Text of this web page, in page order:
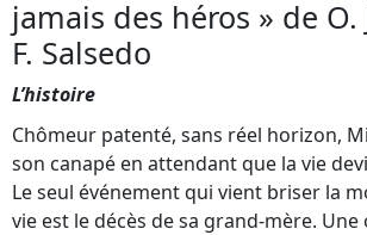
jamais des héros » de O.
F. Salsedo
L’histoire
Chômeur patenté, sans réel horizon,
son canapé en attendant que la vie
Le seul événement qui vient briser la
vie est le décès de sa grand-mère. Une